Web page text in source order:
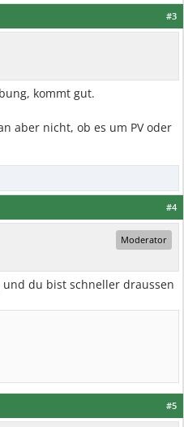
#3
kommt gut.
aber nicht, ob es um PV oder
#4
Moderator
du bist schneller draussen
#5